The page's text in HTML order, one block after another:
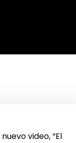
video, “El